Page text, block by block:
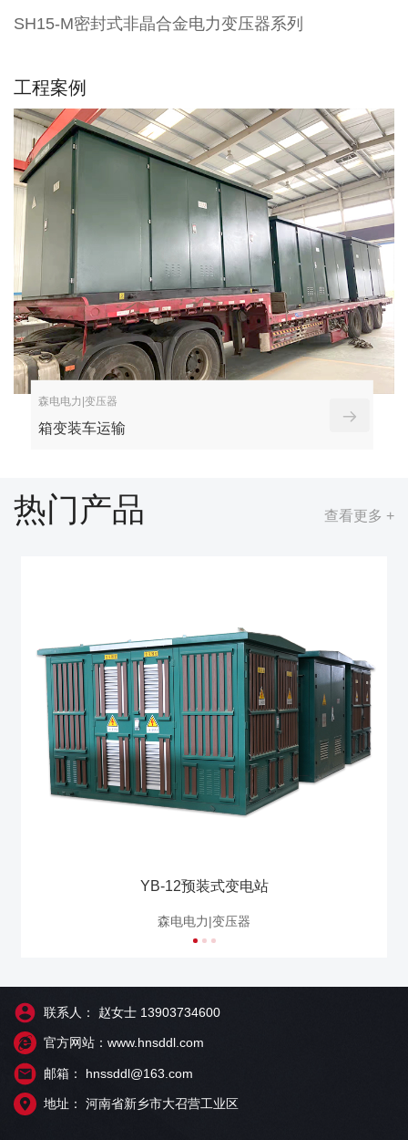
SH15-M密封式非晶合金电力变压器系列
工程案例
森电电力|变压器
箱变装车运输
热门产品 查看更多 +
YB-12预装式变电站
森电电力|变压器
联系人： 赵女士 13903734600
官方网站：www.hnsddl.com
邮箱： hnssddl@163.com
地址： 河南省新乡市大召营工业区